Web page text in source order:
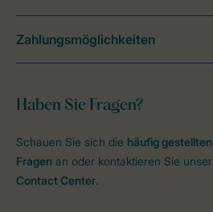
Haben Sie Fragen?
Schauen Sie sich die häufig gestellten
Fragen an oder kontaktieren Sie unser
Contact Center.
Zahlungsmöglichkeiten